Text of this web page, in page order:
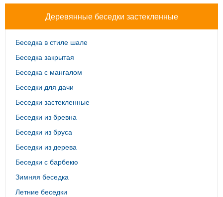
Деревянные беседки застекленные
Беседка в стиле шале
Беседка закрытая
Беседка с мангалом
Беседки для дачи
Беседки застекленные
Беседки из бревна
Беседки из бруса
Беседки из дерева
Беседки с барбекю
Зимняя беседка
Летние беседки